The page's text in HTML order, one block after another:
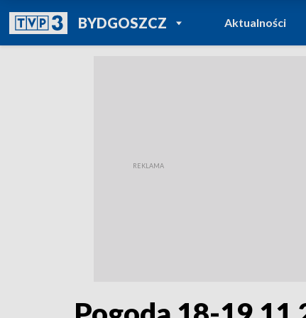
BYDGOSZCZPOWRÓT DO
TVP REGIONY
Aktualności